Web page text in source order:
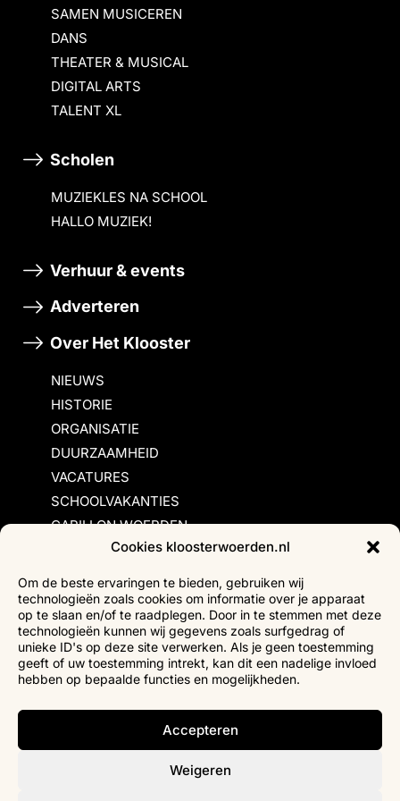
Cookies kloosterwoerden.nl
Om de beste ervaringen te bieden, gebruiken wij
technologieën zoals cookies om informatie over je apparaat
op te slaan en/of te raadplegen. Door in te stemmen met deze
technologieën kunnen wij gegevens zoals surfgedrag of
unieke ID's op deze site verwerken. Als je geen toestemming
geeft of uw toestemming intrekt, kan dit een nadelige invloed
hebben op bepaalde functies en mogelijkheden.
Accepteren
Weigeren
SAMEN MUSICEREN
DANS
THEATER & MUSICAL
DIGITAL ARTS
TALENT XL
Scholen
MUZIEKLES NA SCHOOL
HALLO MUZIEK!
Verhuur & events
Adverteren
Over Het Klooster
NIEUWS
HISTORIE
ORGANISATIE
DUURZAAMHEID
VACATURES
SCHOOLVAKANTIES
CARILLON WOERDEN
Inschrijvingsvoorwaarden
Bezoekersvoorwaarden
Huurvoorwaarden
Privacyverklaring
Ticketverkoop